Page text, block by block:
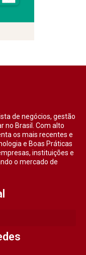
de negócios, gestão
no Brasil. Com alto
os mais recentes e
e Boas Práticas
instituições e
o mercado de